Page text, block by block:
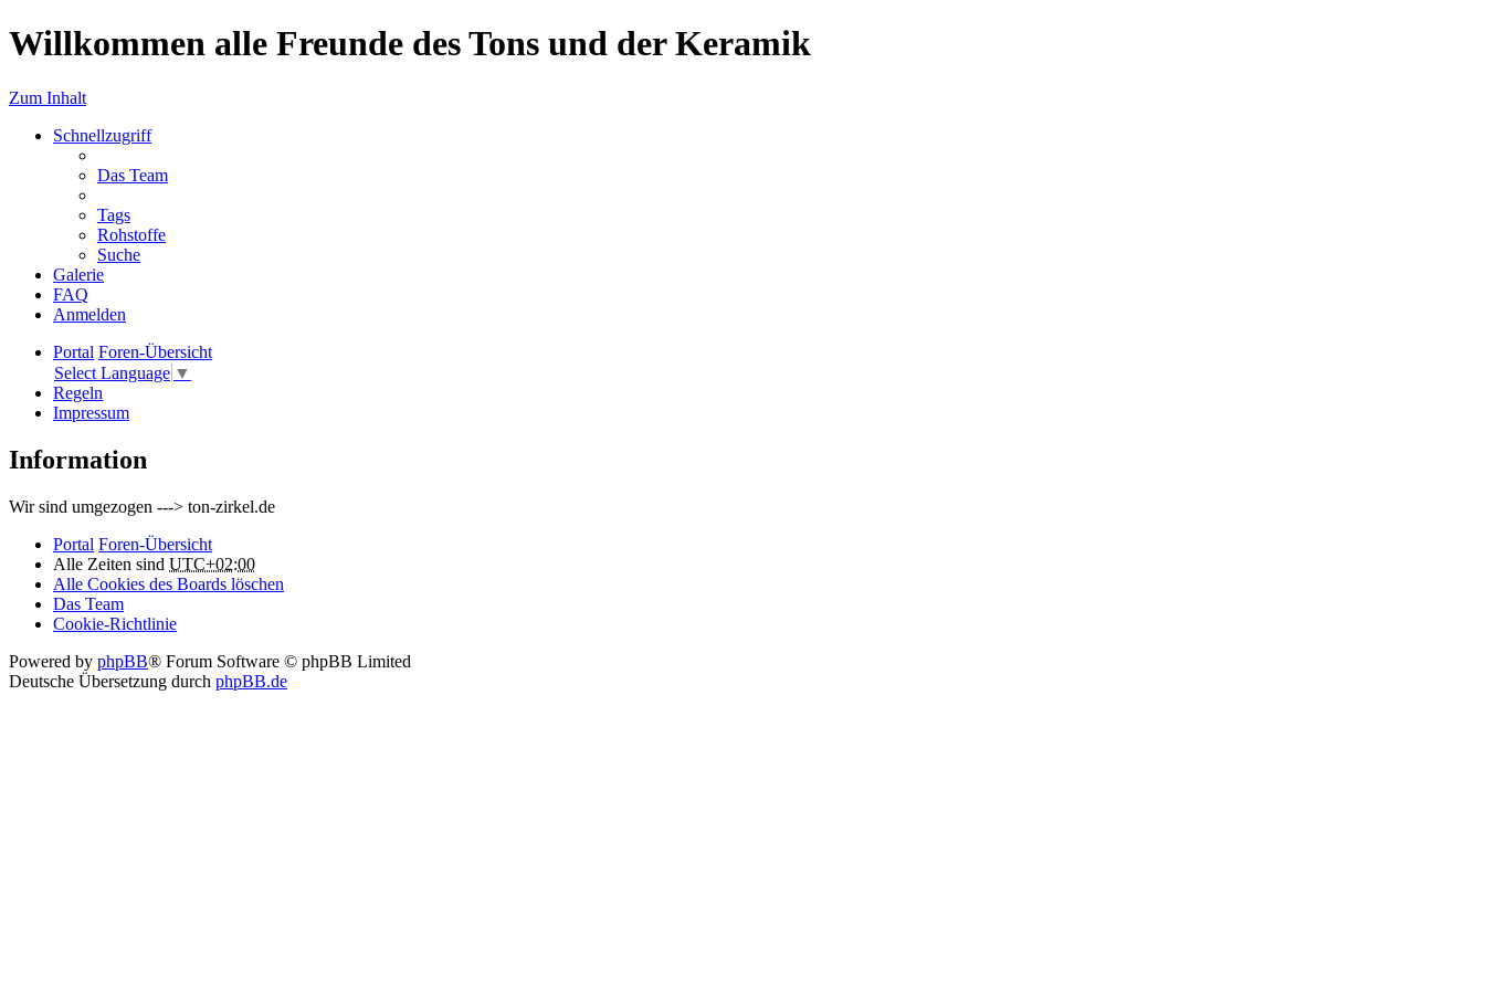
Willkommen alle Freunde des Tons und der Keramik
Zum Inhalt
Schnellzugriff
Das Team
Tags
Rohstoffe
Suche
Galerie
FAQ
Anmelden
Portal Foren-Übersicht
Select Language ▼
Regeln
Impressum
Information
Wir sind umgezogen ---> ton-zirkel.de
Portal Foren-Übersicht
Alle Zeiten sind UTC+02:00
Alle Cookies des Boards löschen
Das Team
Cookie-Richtlinie
Powered by phpBB® Forum Software © phpBB Limited
Deutsche Übersetzung durch phpBB.de